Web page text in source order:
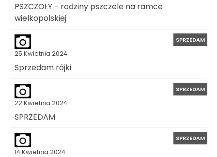
PSZCZOŁY - rodziny pszczele na ramce
wielkopolskiej
25 Kwietnia 2024
SPRZEDAM
Sprzedam rójki
22 Kwietnia 2024
SPRZEDAM
SPRZEDAM
14 Kwietnia 2024
SPRZEDAM